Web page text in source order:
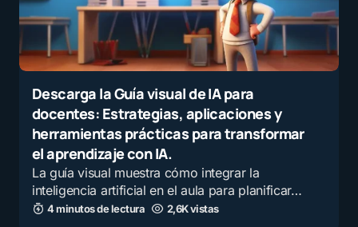
Descarga la Guía visual de IA para
docentes: Estrategias, aplicaciones y
herramientas prácticas para transformar
el aprendizaje con IA.
La guía visual muestra cómo integrar la
inteligencia artificial en el aula para planificar…
4 minutos de lectura 2,6K vistas